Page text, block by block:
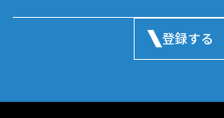
登録する